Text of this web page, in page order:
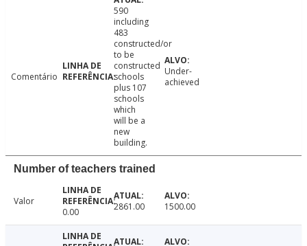
Comentário
590
including
483
constructed/or
to be
constructed
schools
plus 107
schools
which
will be a
new
building.
Under-
achieved
Number of teachers trained
Valor
0.00
2861.00 1500.00